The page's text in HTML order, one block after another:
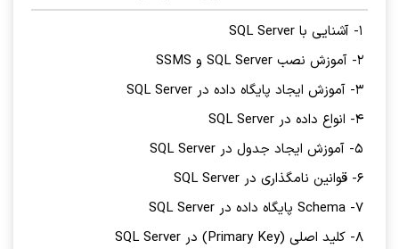
1- آشنایی با SQL Server
2- آموزش نصب SQL Server و SSMS
3- آموزش ایجاد پایگاه داده در SQL Server
4- انواع داده در SQL Server
5- آموزش ایجاد جدول در SQL Server
6- قوانین نامگذاری در SQL Server
7- Schema پایگاه داده در SQL Server
8- کلید اصلی (Primary Key) در SQL Server